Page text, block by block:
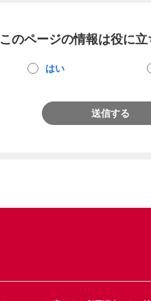
このページの情報は役に立
はい
送信する